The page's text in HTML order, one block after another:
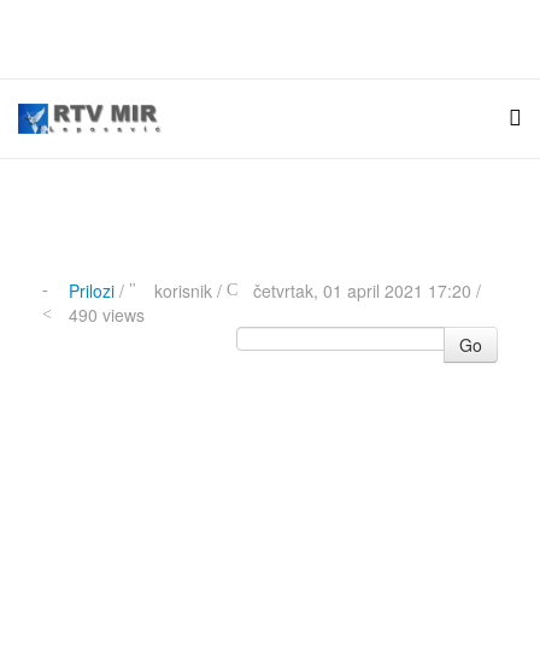
Prilozi/ korisnik /
četvrtak, 01 april 2021 17:20 /
490 views
Go